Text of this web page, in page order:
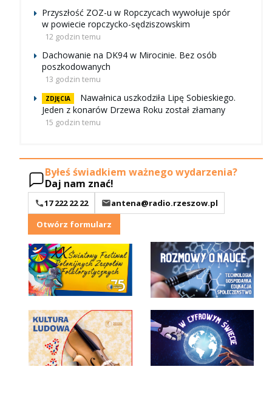
Przyszłość ZOZ-u w Ropczycach wywołuje spór
w powiecie ropczycko-sędziszowskim
12 godzin temu
Dachowanie na DK94 w Mirocinie. Bez osób
poszkodowanych
13 godzin temu
ZDJĘCIA
Nawałnica uszkodziła Lipę Sobieskiego.
Jeden z konarów Drzewa Roku został złamany
15 godzin temu
Byłeś świadkiem ważnego wydarzenia?
Daj nam znać!
17 222 22 22
antena@radio.rzeszow.pl
Otwórz formularz